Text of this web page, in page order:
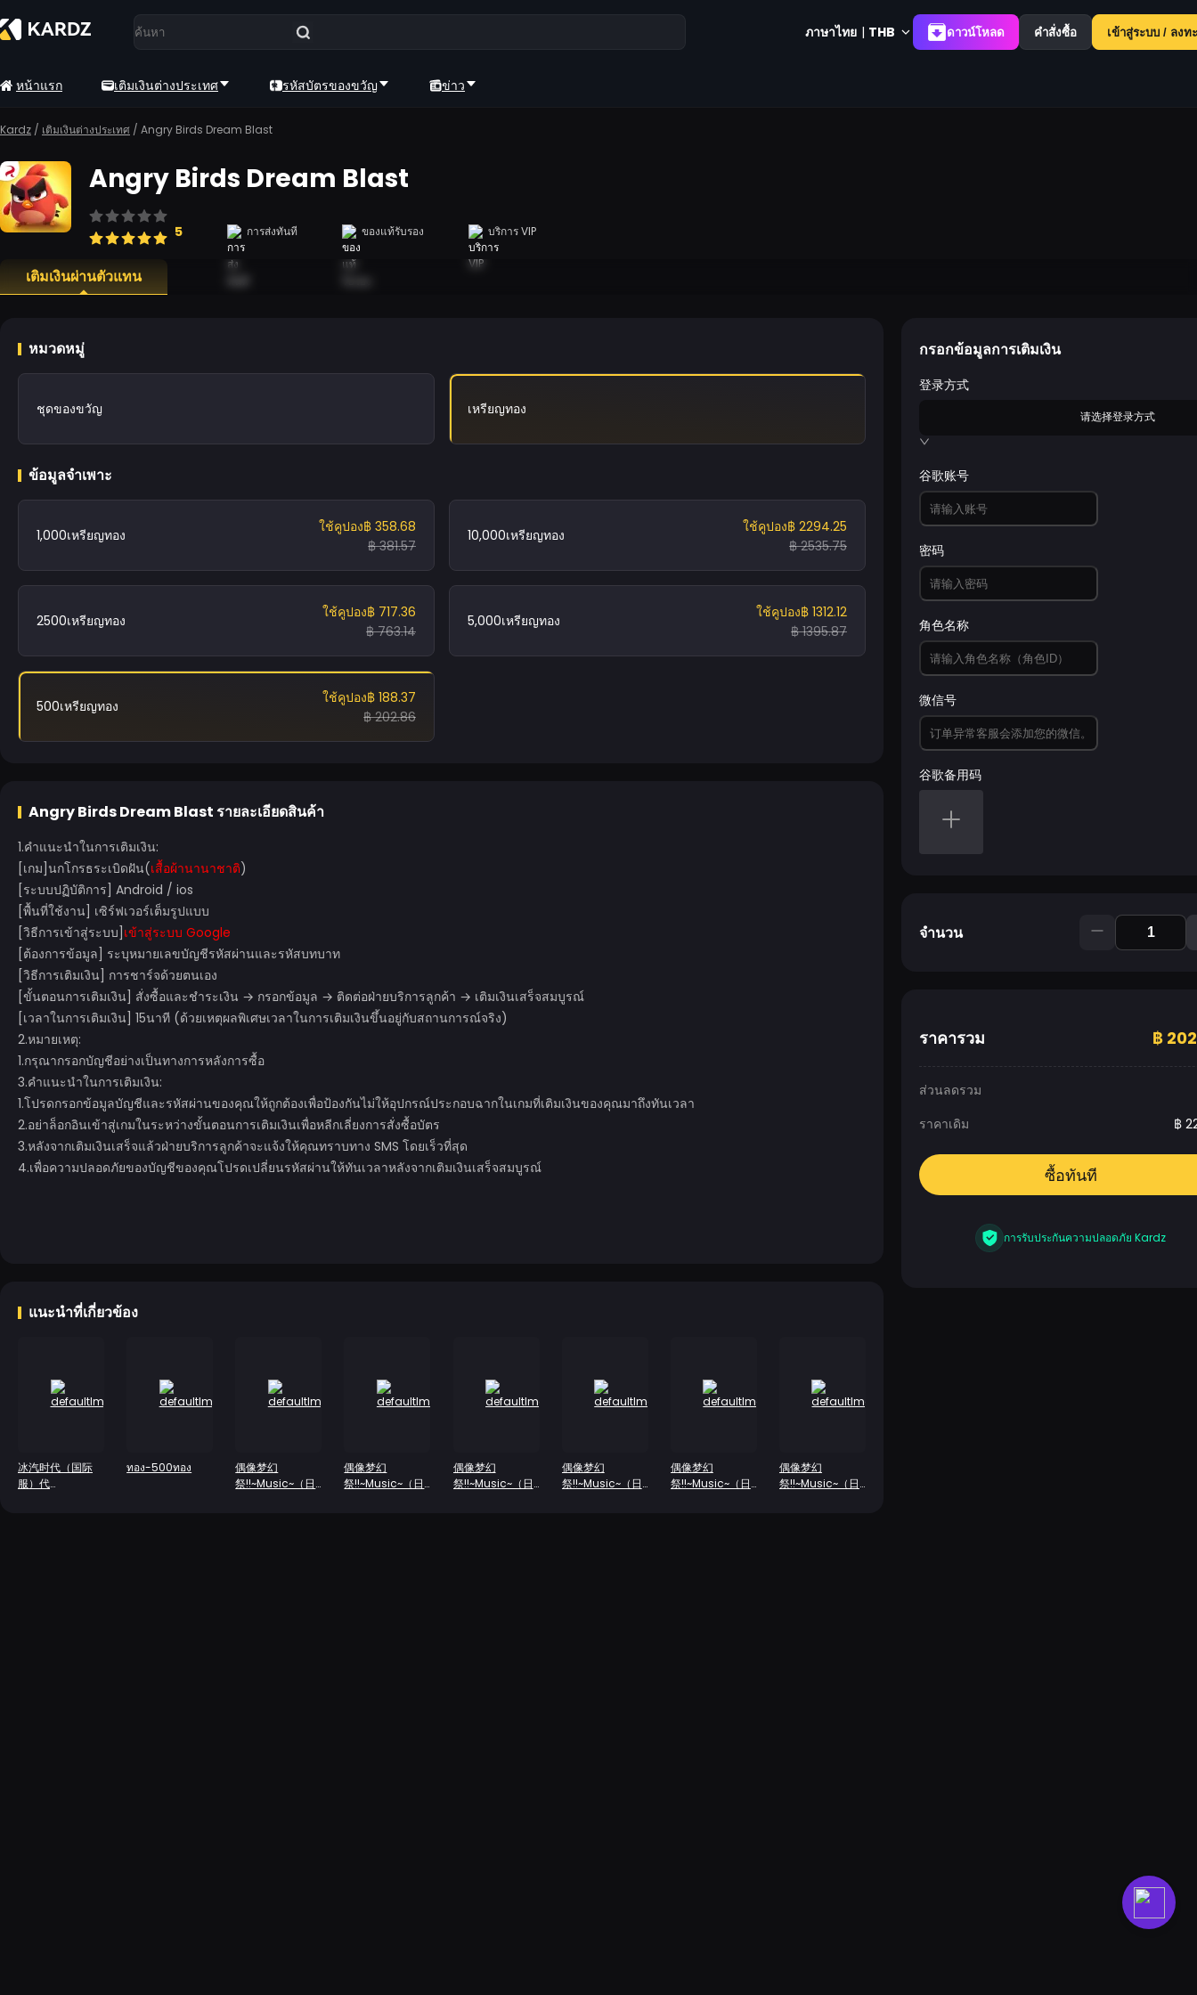
ภาษาไทย | THB ดาวน์โหลด คำสั่งซื้อ เข้าสู่ระบบ / ลงท
หน้าแรก เติมเงินต่างประเทศ รหัสบัตรของขวัญ ข่าว
Kardz / เติมเงินต่างประเทศ / Angry Birds Dream Blast
Angry Birds Dream Blast
5 การส่งทันที ของแท้รับรอง บริการ VIP
เติมเงินผ่านตัวแทน
หมวดหมู่
ชุดของขวัญ เหรียญทอง
ข้อมูลจำเพาะ
1,000เหรียญทอง ใช้คูปอง฿ 358.68
฿ 381.57
10,000เหรียญทอง ใช้คูปอง฿ 2294.25
฿ 2535.75
2500เหรียญทอง ใช้คูปอง฿ 717.36
฿ 763.14
5,000เหรียญทอง ใช้คูปอง฿ 1312.12
฿ 1395.87
500เหรียญทอง ใช้คูปอง฿ 188.37
฿ 202.86
Angry Birds Dream Blast รายละเอียดสินค้า
1.คำแนะนำในการเติมเงิน:
[เกม] นกโกรธระเบิดฝัน(เสื้อผ้านานาชาติ)
[ระบบปฏิบัติการ] Android / ios
[พื้นที่ใช้งาน] เซิร์ฟเวอร์เต็มรูปแบบ
[วิธีการเข้าสู่ระบบ] เข้าสู่ระบบ Google
[ต้องการข้อมูล] ระบุหมายเลขบัญชีรหัสผ่านและรหัสบทบาท
[วิธีการเติมเงิน] การชาร์จด้วยตนเอง
[ขั้นตอนการเติมเงิน] สั่งซื้อและชำระเงิน → กรอกข้อมูล → ติดต่อฝ่ายบริการลูกค้า → เติมเงินเสร็จสมบูรณ์
[เวลาในการเติมเงิน] 15นาที (ด้วยเหตุผลพิเศษเวลาในการเติมเงินขึ้นอยู่กับสถานการณ์จริง)
2.หมายเหตุ:
1.กรุณากรอกบัญชีอย่างเป็นทางการหลังการซื้อ
3.คำแนะนำในการเติมเงิน:
1.โปรดกรอกข้อมูลบัญชีและรหัสผ่านของคุณให้ถูกต้องเพื่อป้องกันไม่ให้อุปกรณ์ประกอบฉากในเกมที่เติมเงินของคุณมาถึงทันเวลา
2.อย่าล็อกอินเข้าสู่เกมในระหว่างขั้นตอนการเติมเงินเพื่อหลีกเลี่ยงการสั่งซื้อบัตร
3.หลังจากเติมเงินเสร็จแล้วฝ่ายบริการลูกค้าจะแจ้งให้คุณทราบทาง SMS โดยเร็วที่สุด
4.เพื่อความปลอดภัยของบัญชีของคุณโปรดเปลี่ยนรหัสผ่านให้ทันเวลาหลังจากเติมเงินเสร็จสมบูรณ์
แนะนำที่เกี่ยวข้อง
冰汽时代（国际
服）代
ทอง-500ทอง
偶像梦幻
祭!!~Music~（日
偶像梦幻
祭!!~Music~（日
偶像梦幻
祭!!~Music~（日
偶像梦幻
祭!!~Music~（日
偶像梦幻
祭!!~Music~（日
偶像梦幻
祭!!~Music~（日
กรอกข้อมูลการเติมเงิน
登录方式
请选择登录方式
谷歌账号
密码
角色名称
微信号
谷歌备用码
จำนวน
ราคารวม ฿
ส่วนลดรวม
ราคาเดิม
฿
ซื้อทันที
การรับประกันความปลอดภัย Kardz